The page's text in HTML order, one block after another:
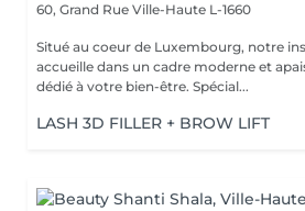
60, Grand Rue Ville-Haute L-1660
Situé au coeur de Luxembourg, notre
accueille dans un cadre moderne et
dédié à votre bien-être. Spécial...
LASH 3D FILLER + BROW LIFT